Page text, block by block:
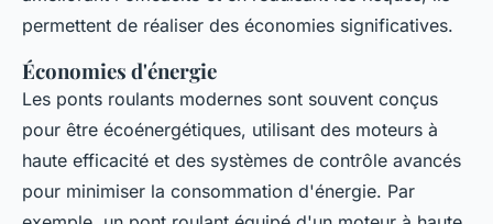
permettent de réaliser des économies significatives.
Économies d'énergie
Les ponts roulants modernes sont souvent conçus
pour être écoénergétiques, utilisant des moteurs à
haute efficacité et des systèmes de contrôle avancés
pour minimiser la consommation d'énergie. Par